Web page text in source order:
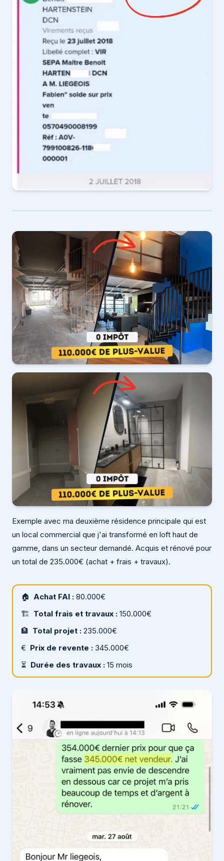
Exemple avec ma deuxième résidence principale qui est
un local commercial que j'ai transformé en loft haut de
gamme, dans un secteur demandé. Acquis et rénové pour
un total de 235.000€ (achat + frais + travaux).
🏠 Achat FAI : 80.000€
🏗 Total frais et travaux : 150.000€
🏦 Total projet : 235.000€
€ Prix de revente : 345.000€
⏳ Durée des travaux : 15 mois